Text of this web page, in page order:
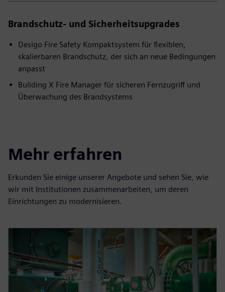
Brandschutz- und Sicherheitsupgrades
Desigo Fire Safety Kompaktsystem für flexiblen,
skalierbaren Brandschutz, der sich an neue Bedingungen
anpasst
Building X Fire Manager für sicheren Fernzugriff und
Überwachung des Brandsystems
Mehr erfahren
Erkunden Sie einige unserer Angebote und sehen Sie, wie
wir mit Institutionen zusammenarbeiten, um deren
Einrichtungen zu modernisieren.